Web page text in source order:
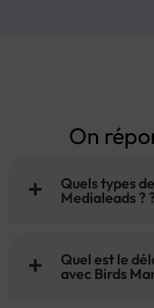
On
Quels types
Medialeads ? ?
Quel est le
avec Birds